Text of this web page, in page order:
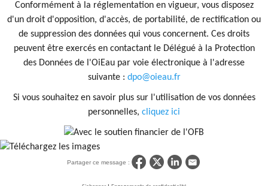
Conformément à la réglementation en vigueur, vous disposez
d'un droit d'opposition, d'accès, de portabilité, de rectification ou
de suppression des données qui vous concernent. Ces droits
peuvent être exercés en contactant le Délégué à la Protection
des Données de l'OiEau par voie électronique à l'adresse
suivante : dpo@oieau.fr
Si vous souhaitez en savoir plus sur l'utilisation de vos données
personnelles, cliquez ici
Partager ce message :